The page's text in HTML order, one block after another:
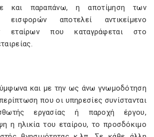
και παραπάνω, η αποτίμηση των
εισφορών αποτελεί αντικείμενο
εταίρων που καταγράφεται στο
και με την ως άνω γνωμοδότηση
που οι υπηρεσίες συνίστανται
εργασίας ή παροχή έργου,
η ηλικία του εταίρου, το προσδόκιμο